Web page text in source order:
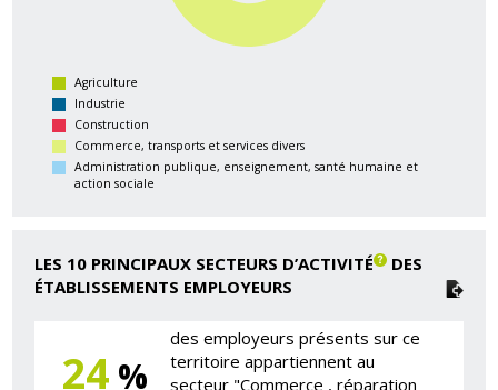
Agriculture
Industrie
Construction
Commerce, transports et services divers
Administration publique, enseignement, santé humaine et
action sociale
LES 10 PRINCIPAUX SECTEURS D’ACTIVITÉ
DES
ÉTABLISSEMENTS EMPLOYEURS
24 %
des employeurs présents sur ce
territoire appartiennent au
secteur "Commerce , réparation